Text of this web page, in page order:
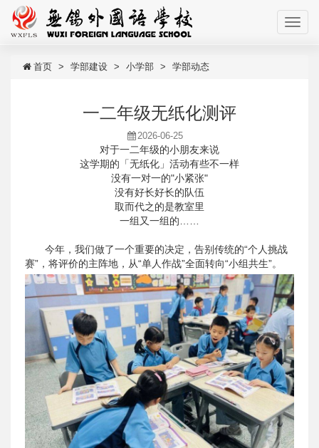
首页 学部建设 小学部 学部动态
一二年级无纸化测评
2026-06-25
对于一二年级的小朋友来说
这学期的「无纸化」活动有些不一样
没有一对一的"小紧张"
没有好长好长的队伍
取而代之的是教室里
一组又一组的……
今年，我们做了一个重要的决定，告别传统的“个人挑战
赛”，将评价的主阵地，从“单人作战”全面转向“小组共生”。